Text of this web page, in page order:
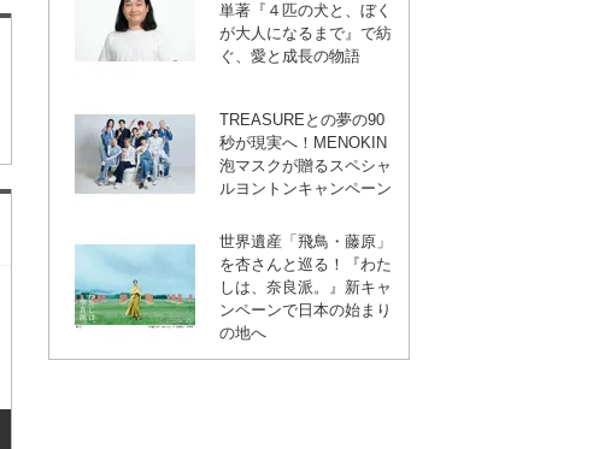
単著『４匹の犬と、ぼく
が大人になるまで』で紡
ぐ、愛と成長の物語
TREASUREとの夢の90
秒が現実へ！MENOKIN
泡マスクが贈るスペシャ
ルヨントンキャンペーン
世界遺産「飛鳥・藤原」
を杏さんと巡る！『わた
しは、奈良派。』新キャ
ンペーンで日本の始まり
の地へ